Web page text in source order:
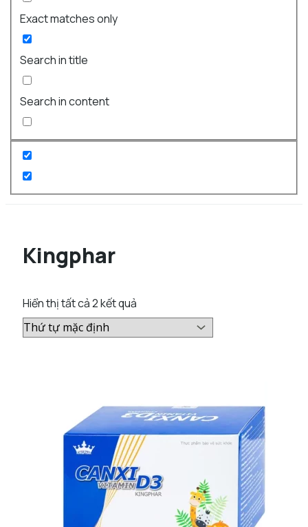
Exact matches only
Search in title
Search in content
Kingphar
Hiển thị tất cả 2 kết quả